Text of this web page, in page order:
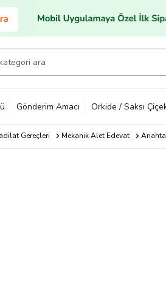
Gönderim Amacı Orkide / Saksı
Gereçleri Mekanik Alet Edevat